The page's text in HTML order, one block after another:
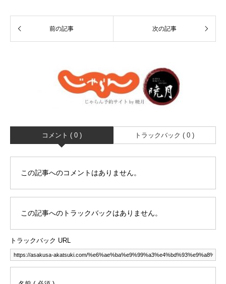
コメント ( 0 ) トラックバック ( 0 )
この記事へのコメントはありません。
この記事へのトラックバックはありません。
トラックバック URL